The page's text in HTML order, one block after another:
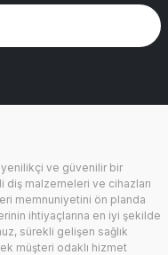
yenilikçi ve güvenilir bir
malzemeleri ve cihazları
memnuniyetini ön planda
ihtiyaçlarına en iyi şekilde
sürekli gelişen sağlık
müşteri odaklı hizmet